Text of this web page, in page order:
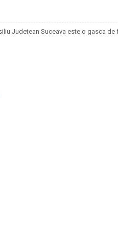
Judetean Suceava este o gasca de